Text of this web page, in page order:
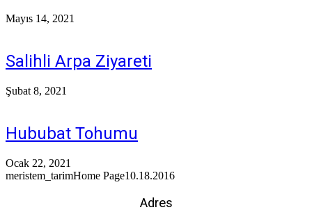
Mayıs 14, 2021
Salihli Arpa Ziyareti
Şubat 8, 2021
Hububat Tohumu
Ocak 22, 2021
meristem_tarimHome Page10.18.2016
Adres